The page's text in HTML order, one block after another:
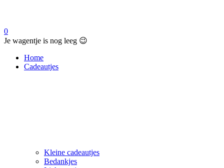
0
Je wagentje is nog leeg 😉
Home
Cadeautjes
Kleine cadeautjes
Bedankjes